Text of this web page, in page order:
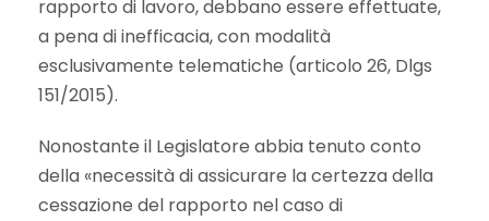
rapporto di lavoro, debbano essere effettuate,
a pena di inefficacia, con modalità
esclusivamente telematiche (articolo 26, Dlgs
151/2015).
Nonostante il Legislatore abbia tenuto conto
della «necessità di assicurare la certezza della
cessazione del rapporto nel caso di